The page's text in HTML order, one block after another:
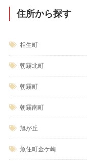
住所から探す
相生町
朝霧北町
朝霧町
朝霧南町
旭が丘
魚住町金ケ崎